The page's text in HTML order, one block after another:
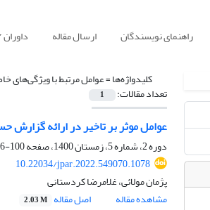
راهنمای نویسندگان ارسال مقاله داوران
کلیدواژه‌ها =عوامل مرتبط با
تعداد مقالات: 1
عوامل موثر بر تاخیر در ارائه
دوره 2، شماره 5، زمستان 1400، صفحه
100-126
10.22034/jpar.2022.549070.1078
پژمان مولائی، غلامرضا کردستانی
مشاهده مقاله
اصل مقاله 2.03 M